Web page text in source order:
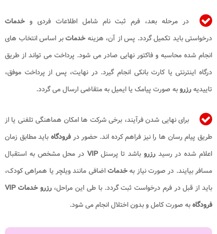
در مرحله بعد، فرم ثبت نام شامل اطلاعات فردی وخدمات
درخواستی باید تکمیل گردد. پس از آن، هزینهخدماتبر اساس انتخاب های
انجام شده محاسبه و فاکتور نهایی صادر می شود. پرداخت می تواند از طریق
درگاه اینترنتی یا کارت بانکی انجام گیرد. در نهایت، پس از پرداخت موفق،
تاییدیهرزروبه صورت پیامک یا ایمیل به متقاضی ارسال می گردد.
برای نهایی شدن فرآیند، برخی شرکت ها امکان هماهنگی تلفنی یا از
طریق پیام رسان ها را نیز فراهم کرده اند. حضور درفرودگاه باید مطابق زمان
اعلام شده در رسیدرزرو باشد تا پرسنلVIP در محل مشخص به استقبال
مسافر بیایند. در صورت نیاز بهخدماتاضافی مانند ویلچر یا همراهی کودک،
باید از قبل در فرم درخواست ثبت گردد. با طی این مراحل،
رزرو خدمات VIP
فرودگاهبه صورت کامل و بدون اختلال انجام می شود.